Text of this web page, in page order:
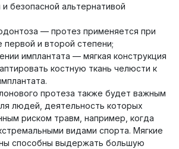
безопасной альтернативой
— протез применяется при
первой и второй степени;
имплантата — мягкая конструкция
костную ткань челюсти к
протеза также будет важным
людей, деятельность которых
риском травм, например, когда
видами спорта. Мягкие
способны выдержать большую